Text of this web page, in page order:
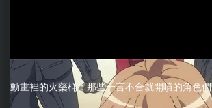
動畫裡的火藥桶：那些一言不合就開噴的角色們